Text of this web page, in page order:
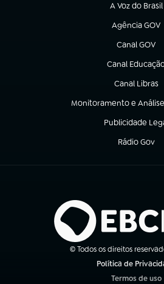
A Voz do Brasil
(abre em nova
Agência GOV
(abre em nova
Canal GOV
(abre em
Canal
(abre em nova
Canal Libras
(abre em
Monitoramento e
(abre em nova aba)
Publicidade
(abre em nova
Rádio Gov
(abre em
© Todos os direitos
Política de
Termos de uso